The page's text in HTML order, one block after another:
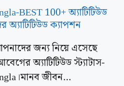
BEST 100+ অ্যাটিটিউড
অ্যাটিটিউড ক্যাপশন
জন্য নিয়ে এসেছে
অ্যাটিটিউড স্ট্যাটাস-
জীবন…